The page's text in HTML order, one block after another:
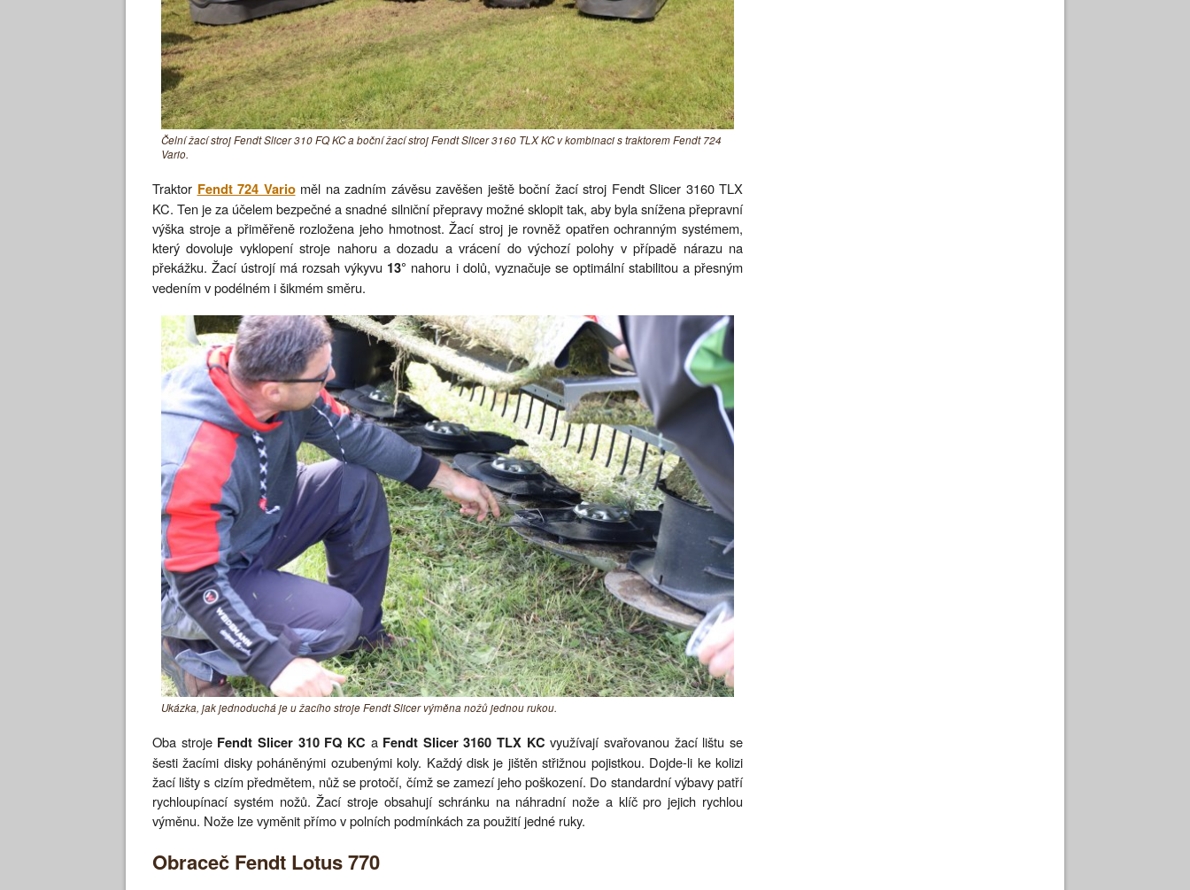
Čelní žací stroj Fendt Slicer 310 FQ KC a boční žací stroj Fendt Slicer 3160 TLX KC v kombinaci s traktorem Fendt 724
Vario.
Traktor Fendt 724 Varioměl na zadním závěsu zavěšen ještě boční žací stroj Fendt Slicer 3160 TLX
KC. Ten je za účelem bezpečné a snadné silniční přepravy možné sklopit tak, aby byla snížena přepravní
výška stroje a přiměřeně rozložena jeho hmotnost. Žací stroj je rovněž opatřen ochranným systémem,
který dovoluje vyklopení stroje nahoru a dozadu a vrácení do výchozí polohy v případě nárazu na
překážku. Žací ústrojí má rozsah výkyvu 13° nahoru i dolů, vyznačuje se optimální stabilitou a přesným
vedením v podélném i šikmém směru.
Ukázka, jak jednoduchá je u žacího stroje Fendt Slicer výměna nožů jednou rukou.
Oba stroje Fendt Slicer 310 FQ KC a Fendt Slicer 3160 TLX KC využívají svařovanou žací lištu se
šesti žacími disky poháněnými ozubenými koly. Každý disk je jištěn střižnou pojistkou. Dojde-li ke kolizi
žací lišty s cizím předmětem, nůž se protočí, čímž se zamezí jeho poškození. Do standardní výbavy patří
rychloupínací systém nožů. Žací stroje obsahují schránku na náhradní nože a klíč pro jejich rychlou
výměnu. Nože lze vyměnit přímo v polních podmínkách za použití jedné ruky.
Obraceč Fendt Lotus 770